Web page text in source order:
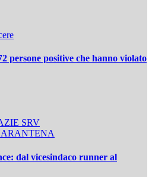
persone positive che hanno violato
dal vicesindaco runner al